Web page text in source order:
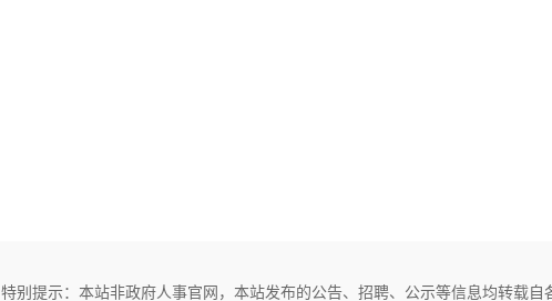
特别提示：本站非政府人事官网，本站发布的公告、招聘、公示等信息均转载